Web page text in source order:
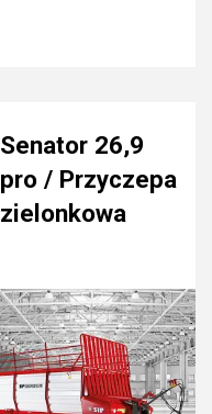
Senator 26,9
pro / Przyczepa
zielonkowa